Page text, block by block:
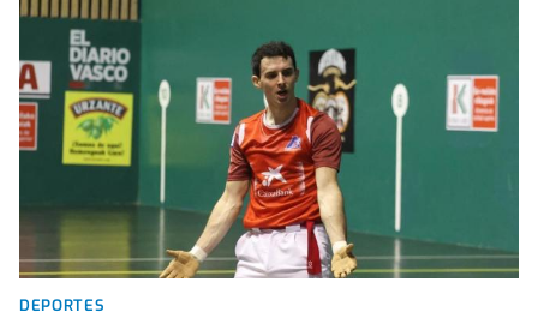
DEPORTES